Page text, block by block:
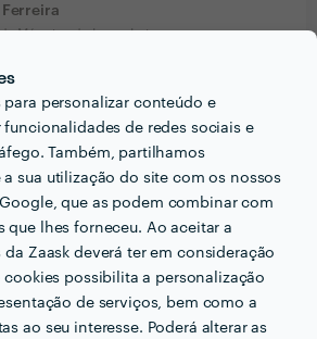
personalizar conteúdo e
de redes sociais e
Também, partilhamos
sua utilização do site com os nossos
que as podem combinar com
que lhes forneceu. Ao aceitar a
Zaask deverá ter em consideração
possibilita a personalização
de serviços, bem como a
ao seu interesse. Poderá alterar as
Máquina de Lavar Loiça
em questão havia sido
Podia ter obtido a resposta
Máquina de Lavar Loiça
educado, honesto e